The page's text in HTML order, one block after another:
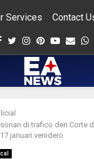
Services Contact
Facebook
Twitter
Instagram
Pinterest
Youtube
Email
di trafico den Corte
januari venidero